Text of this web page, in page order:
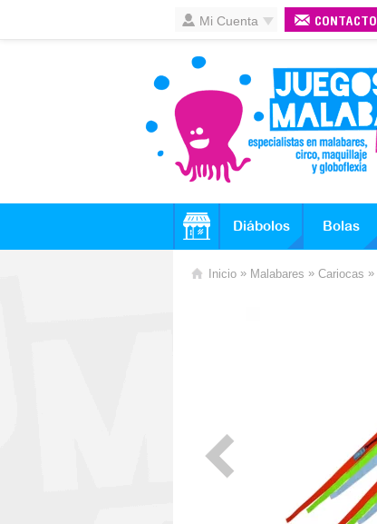
Mi Cuenta CONTACTO
Diábolos Bolas
Inicio » Malabares » Cariocas »